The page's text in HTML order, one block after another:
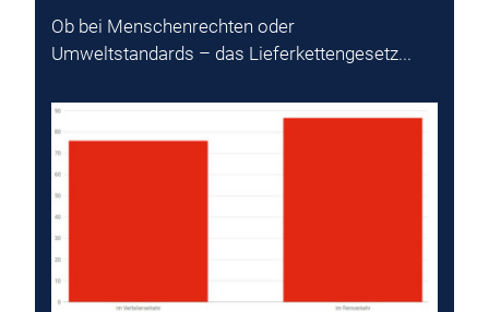
Ob bei Menschenrechten oder
Umweltstandards – das Lieferkettengesetz...